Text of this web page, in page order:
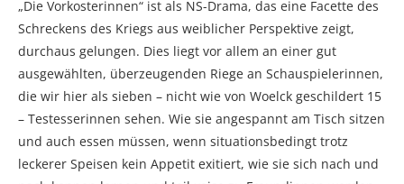
„Die Vorkosterinnen“ ist als NS-Drama, das eine Facette des
Schreckens des Kriegs aus weiblicher Perspektive zeigt,
durchaus gelungen. Dies liegt vor allem an einer gut
ausgewählten, überzeugenden Riege an Schauspielerinnen,
die wir hier als sieben – nicht wie von Woelck geschildert 15
– Testesserinnen sehen. Wie sie angespannt am Tisch sitzen
und auch essen müssen, wenn situationsbedingt trotz
leckerer Speisen kein Appetit exitiert, wie sie sich nach und